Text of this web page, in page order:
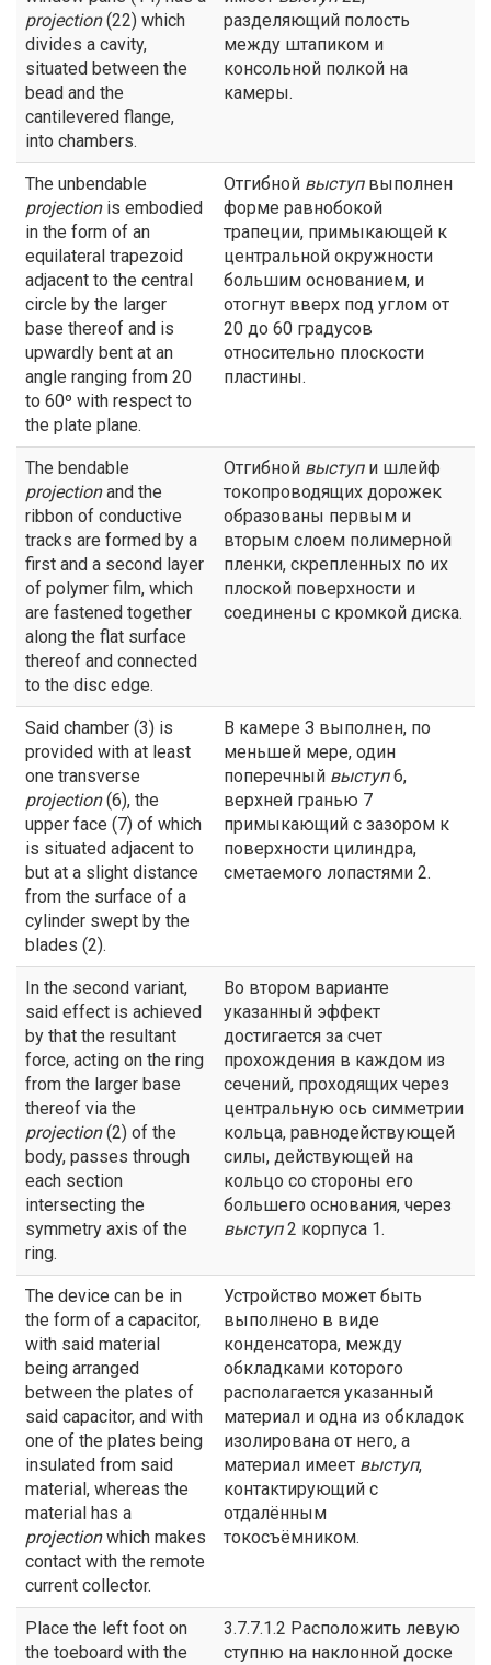
projection(22) which
divides a cavity,
situated between the
bead and the
cantilevered flange,
into chambers.
разделяющий полость
между штапиком и
консольной полкой на
камеры.
The unbendable
projectionis embodied
in the form of an
equilateral trapezoid
adjacent to the central
circle by the larger
base thereof and is
upwardly bent at an
angle ranging from 20
to 60º with respect to
the plate plane.
Отгибной выступвыполнен
форме равнобокой
трапеции, примыкающей к
центральной окружности
большим основанием, и
отогнут вверх под углом от
20 до 60 градусов
относительно плоскости
пластины.
The bendable
projectionand the
ribbon of conductive
tracks are formed by a
first and a second layer
of polymer film, which
are fastened together
along the flat surface
thereof and connected
to the disc edge.
Отгибной выступи шлейф
токопроводящих дорожек
образованы первым и
вторым слоем полимерной
пленки, скрепленных по их
плоской поверхности и
соединены с кромкой диска.
Said chamber (3) is
provided with at least
one transverse
projection(6), the
upper face (7) of which
is situated adjacent to
but at a slight distance
from the surface of a
cylinder swept by the
blades (2).
В камере З выполнен, по
меньшей мере, один
поперечный выступ6,
верхней гранью 7
примыкающий с зазором к
поверхности цилиндра,
сметаемого лопастями 2.
In the second variant,
said effect is achieved
by that the resultant
force, acting on the ring
from the larger base
thereof via the
projection(2) of the
body, passes through
each section
intersecting the
symmetry axis of the
ring.
Во втором варианте
указанный эффект
достигается за счет
прохождения в каждом из
сечений, проходящих через
центральную ось симметрии
кольца, равнодействующей
силы, действующей на
кольцо со стороны его
большего основания, через
выступ2 корпуса 1.
The device can be in
the form of a capacitor,
with said material
being arranged
between the plates of
said capacitor, and with
one of the plates being
insulated from said
material, whereas the
material has a
projectionwhich makes
contact with the remote
current collector.
Устройство может быть
выполнено в виде
конденсатора, между
обкладками которого
располагается указанный
материал и одна из обкладок
изолирована от него, а
материал имеет выступ,
контактирующий с
отдалённым
токосъёмником.
Place the left foot on
the toeboard with the
3.7.7.1.2 Расположить левую
ступню на наклонной доске